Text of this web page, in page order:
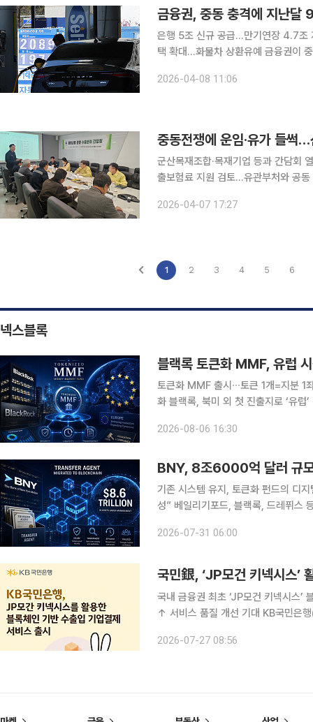
금융권, 중동 충격에 지난달
은행 5조 신규 공급…만기연장 4.7조
택 확대…화물차 상환유예 금융권이 중동 사태에 따른 충격을 줄이기 위해 지난달에만 9조7000억
운데 '중동 상황 관련 금융산업반 회
2026-04-08 11:06
중동전쟁에 운임·유가 들썩
군산목재조합·목재기업 등과 간담회
출보험료 지원 검토…유관부처와 공동 모니터링 중동전쟁 여파로 국제유가와
2026-04-07 17:27
1 2 3 4 5 6
넥스블록
블랙록 토큰화 MMF, 유럽 시
토큰화 MMF 출시∙∙∙토큰 1개=지분 1
화 블랙록, 북미 외 첫 진출지로 ‘유럽
인 시장에서의 입지를 강화한다
2026-08-06 16:30
기존 시스템 유지, 토큰화 펀드의 디
성” 베일리기포드, 블랙록, 드레퓌스
이 블록체인에서 핵심 기록 보관 업무
2026-07-31 06:00
국내 금융권 최초 ‘JP모건 키넥시스’
↑ 서비스 품질 개선 기대 KB국민은행(은행장 이환주)은 JP모건 키넥시스의 블록체인 기반 결제
사가 체결한 ‘국경 간 결제 혁신을 위
2026-07-27 08:56